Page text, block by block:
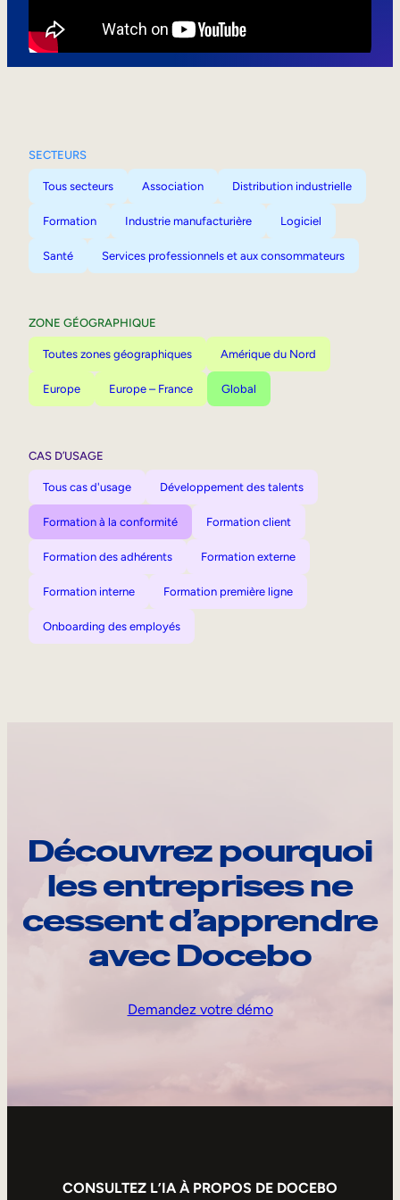
SECTEURS
Tous secteurs Association Distribution industrielle
Formation Industrie manufacturière Logiciel
Santé Services professionnels et aux consommateurs
ZONE GÉOGRAPHIQUE
Toutes zones géographiques Amérique du Nord
Europe Europe – France Global
CAS D’USAGE
Tous cas d'usage Développement des talents
Formation à la conformité Formation client
Formation des adhérents Formation externe
Formation interne Formation première ligne
Onboarding des employés
Découvrez pourquoi
les entreprises ne
cessent d’apprendre
avec Docebo
Demandez votre démo
CONSULTEZ L’IA À PROPOS DE DOCEBO